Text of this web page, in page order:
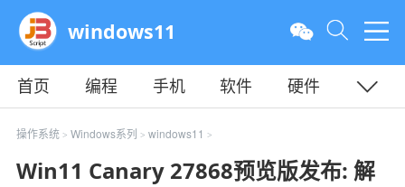
windows11
首页 编程 手机 软件
硬件
教程
平面 服务器
操作系统> Windows系列 > windows11 >
Win11 Canary 27868预览版发布: 解